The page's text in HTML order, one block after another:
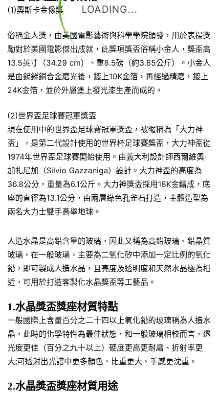
LOADING...
(1)奧斯卡金像獎
俗稱金人獎，由美國電影藝術與科學學院頒發，用於表揚獎
勵對於美國電影傑出成就，此獎項獎盃俗稱小金人，獎盃高
13.5英寸（34.29 cm）、重8.5磅（約3.85公斤）。小金人
是由錫銻銅合金磨光後，鍍上10K金箔，再經過精磨，鍍上
24K金箔，並於外層塗上發光漆生產而成的。
(2)世界盃足球賽冠軍獎盃
現在使用中的世界盃足球賽冠軍獎盃，被暱稱為「大力神
盃」，是第二代設計使用的世界杯足球賽獎盃，大力神盃從
1974年世界盃足球賽開始使用。由義大利設計師西爾維奧·
加扎尼加（Silvio Gazzaniga）設計。大力神盃的高度為
36.8公分，重量為6.1公斤。大力神獎盃採用18K金鑄成，底
座的直徑為13.1公分，由兩層綠色孔雀石打造，主體造型為
兩名大力士雙手高舉地球。
人造水晶是高鉛含量的玻璃，因此又稱為高鉛玻璃、鉛晶質
玻璃，在一般玻璃，主要為二氧化矽中添加一定比例的氧化
鉛，即可製成人造水晶，且亮度及透明度和天然水晶極為相
近，可用於打造客製化水晶獎盃等工藝品。
1.水晶獎盃獎座材質特點
一般國際上含量百分之二十四以上氧化鉛的玻璃稱為人造水
晶，此時的化學特性為最佳狀態，和一般玻璃相較而言，透
光度更佳（百分之九十以上）硬度更高更耐磨、折射率更
大;可透射出光譜中更多顏色、比重更大、手感更沈重。
2.水晶獎盃獎座材質用途